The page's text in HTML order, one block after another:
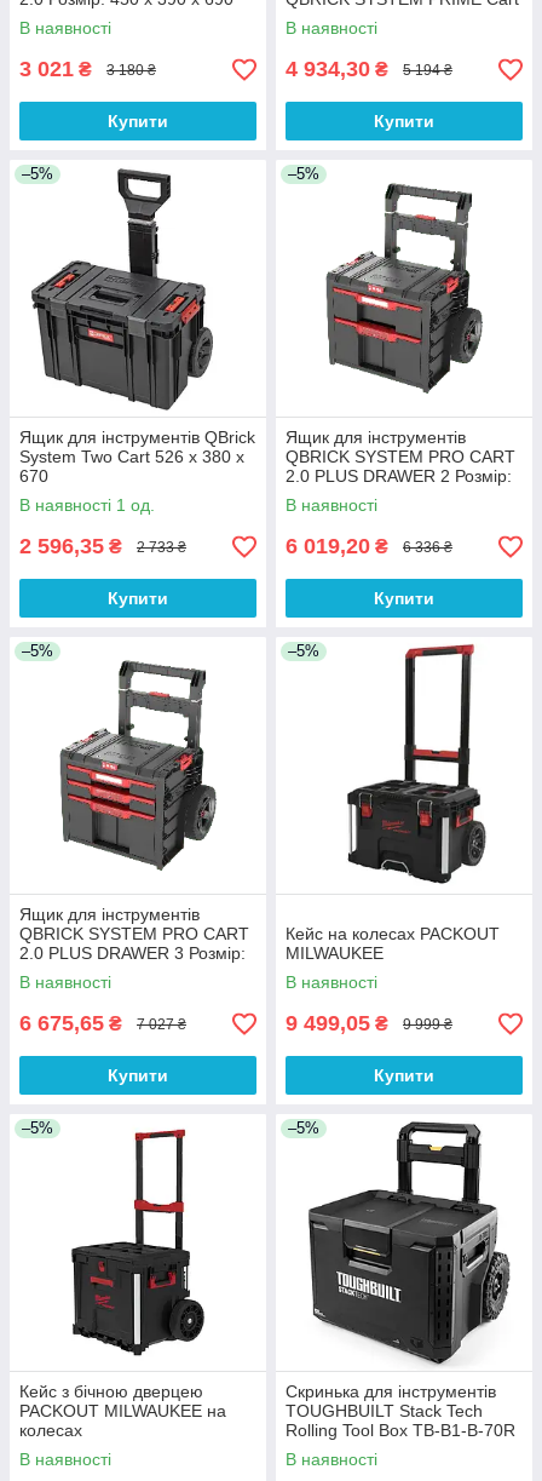
В наявності
3 021 ₴ 3 180 ₴
Купити
В наявності
4 934,30 ₴ 5 194 ₴
Купити
–5%
Ящик для інструментів QBrick
System Two Cart 526 x 380 x
670
В наявності 1 од.
2 596,35 ₴ 2 733 ₴
Купити
–5%
Ящик для інструментів
QBRICK SYSTEM PRO CART
2.0 PLUS DRAWER 2 Розмір:
520 x 440 x 660
В наявності
6 019,20 ₴ 6 336 ₴
Купити
–5%
Ящик для інструментів
QBRICK SYSTEM PRO CART
2.0 PLUS DRAWER 3 Розмір:
520 x 440 x 660
В наявності
6 675,65 ₴ 7 027 ₴
Купити
–5%
Кейс на колесах PACKOUT
MILWAUKEE
В наявності
9 499,05 ₴ 9 999 ₴
Купити
–5%
Кейс з бічною дверцею
PACKOUT MILWAUKEE на
колесах
В наявності
–5%
Скринька для інструментів
TOUGHBUILT Stack Tech
Rolling Tool Box TB-B1-B-70R
В наявності